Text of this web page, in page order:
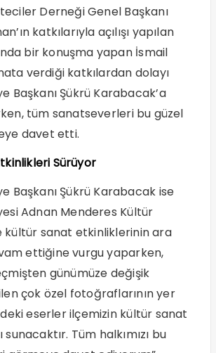
Derneği Genel Başkanı
katkılarıyla açılışı yapılan
bir konuşma yapan İsmail
verdiği katkılardan dolayı
Başkanı Şükrü Karabacak’a
tüm sanatseverleri bu güzel
davet etti.
Sürüyor
Başkanı Şükrü Karabacak ise
Adnan Menderes Kültür
kültür sanat etkinliklerinin ara
ettiğine vurgu yaparken,
günümüze değişik
çok özel fotoğraflarının yer
eserler ilçemizin kültür sanat
sunacaktır. Tüm halkımızı bu